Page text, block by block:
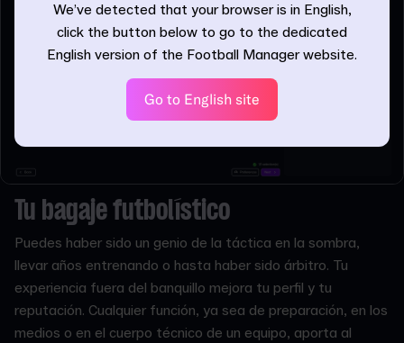
Tu bagaje futbolístico
Puedes haber sido un genio de la táctica en la sombra,
llevar años entrenando o hasta haber sido árbitro. Tu
experiencia fuera del banquillo mejora tu perfil y tu
reputación. Cualquier función, ya sea de preparación, en los
medios o en el cuerpo técnico de un equipo, aporta al
We’ve detected that your browser is in English,
click the button below to go to the dedicated
English version of the Football Manager website.
Go to English site